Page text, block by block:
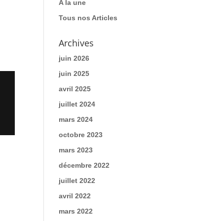
A la une
Tous nos Articles
Archives
juin 2026
juin 2025
avril 2025
juillet 2024
mars 2024
octobre 2023
mars 2023
décembre 2022
juillet 2022
avril 2022
mars 2022